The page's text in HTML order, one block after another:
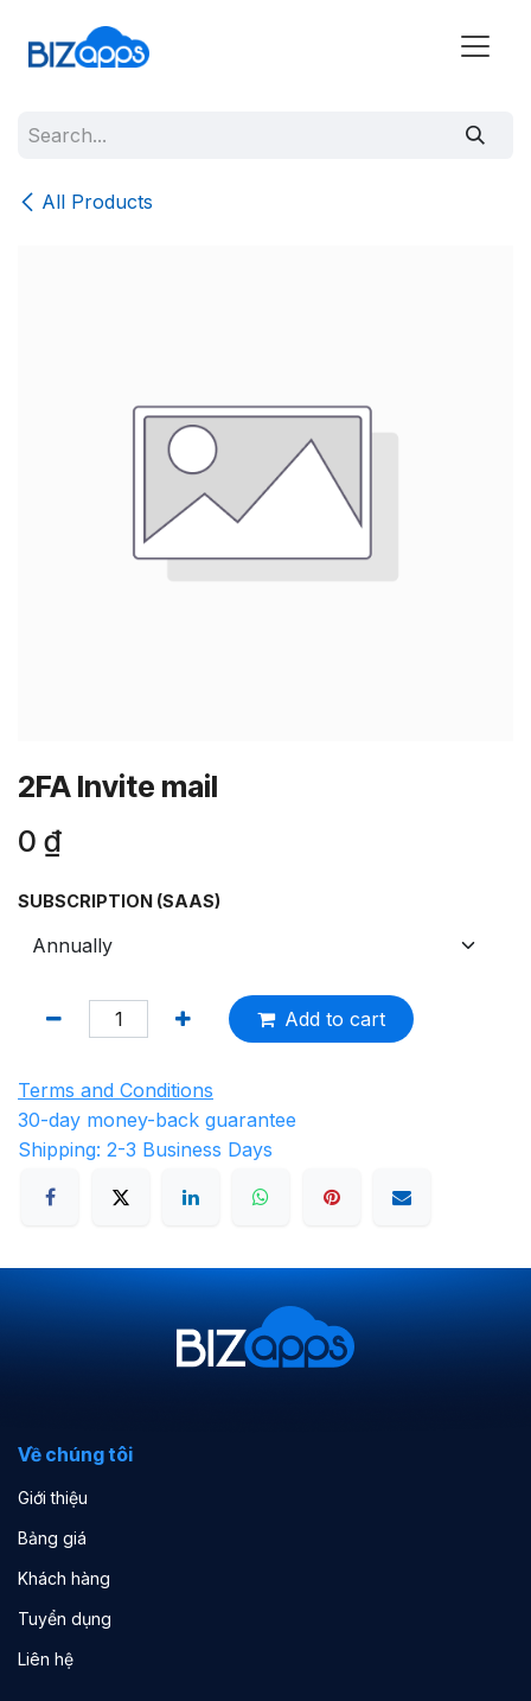
All Products
2FA Invite mail
0 ₫
SUBSCRIPTION (SAAS)
Add to cart
Terms and Conditions
30-day money-back guarantee
Shipping: 2-3 Business Days
Về chúng tôi
Giới thiệu
Bảng giá
Khách hàng
Tuyển dụng
Liên hệ